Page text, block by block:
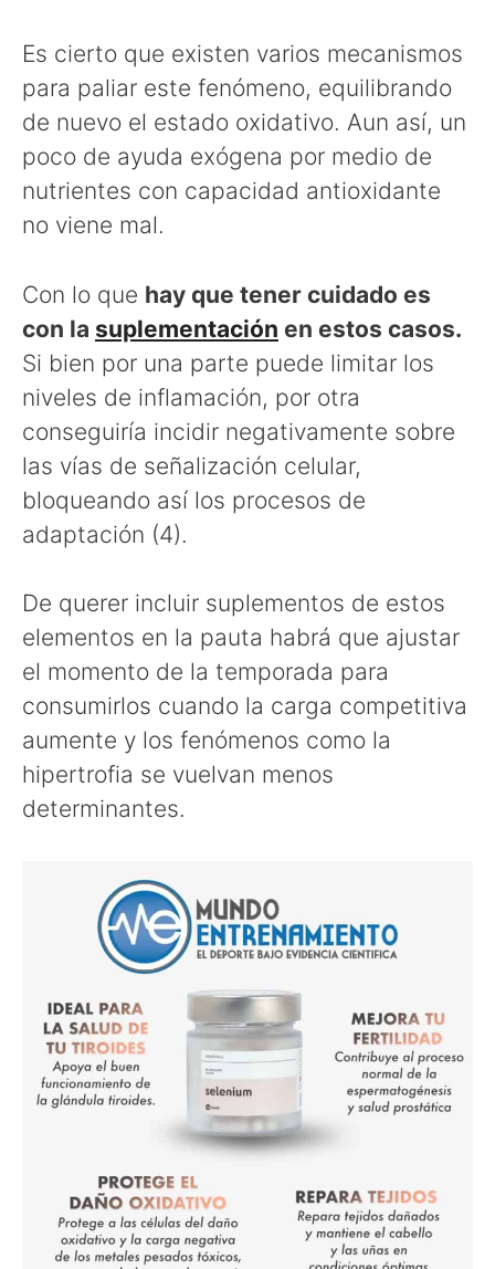
Es cierto que existen varios mecanismos
para paliar este fenómeno, equilibrando
de nuevo el estado oxidativo. Aun así, un
poco de ayuda exógena por medio de
nutrientes con capacidad antioxidante
no viene mal.
Con lo que hay que tener cuidado es
con la suplementación en estos casos.
Si bien por una parte puede limitar los
niveles de inflamación, por otra
conseguiría incidir negativamente sobre
las vías de señalización celular,
bloqueando así los procesos de
adaptación (4).
De querer incluir suplementos de estos
elementos en la pauta habrá que ajustar
el momento de la temporada para
consumirlos cuando la carga competitiva
aumente y los fenómenos como la
hipertrofia se vuelvan menos
determinantes.